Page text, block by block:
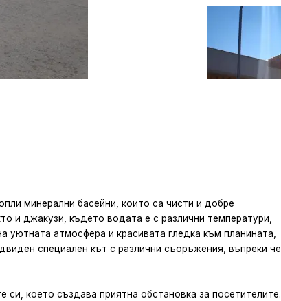
минерални басейни, които са чисти и добре
и джакузи, където водата е с различни температури,
уютната атмосфера и красивата гледка към планината,
специален кът с различни съоръжения, въпреки че
си, което създава приятна обстановка за посетителите.